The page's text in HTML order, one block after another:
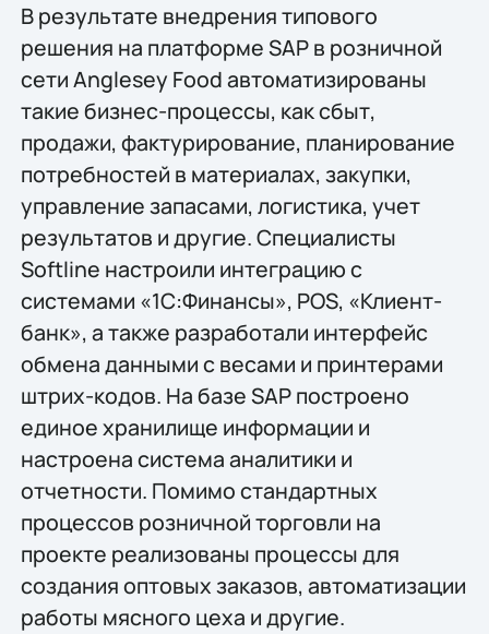
В результате внедрения типового
решения на платформе SAP в розничной
сети Anglesey Food автоматизированы
такие бизнес-процессы, как сбыт,
продажи, фактурирование, планирование
потребностей в материалах, закупки,
управление запасами, логистика, учет
результатов и другие. Специалисты
Softline настроили интеграцию с
системами «1С:Финансы», POS, «Клиент-
банк», а также разработали интерфейс
обмена данными с весами и принтерами
штрих-кодов. На базе SAP построено
единое хранилище информации и
настроена система аналитики и
отчетности. Помимо стандартных
процессов розничной торговли на
проекте реализованы процессы для
создания оптовых заказов, автоматизации
работы мясного цеха и другие.